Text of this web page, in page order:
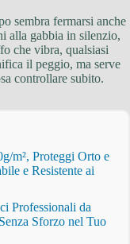
sembra fermarsi anche
alla gabbia in silenzio,
che vibra, qualsiasi
il peggio, ma serve
controllare subito.
m², Proteggi Orto e
e Resistente ai
Professionali da
Sforzo nel Tuo